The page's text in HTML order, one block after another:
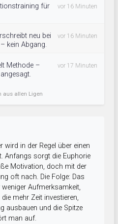
für
vor 16 Minuten
neu bei
kein Abgang.
vor 16 Minuten
Methode –
vor 17 Minuten
aus allen Ligen
wird in der Regel über einen
Anfangs sorgt die Euphorie
Motivation, doch mit der
oft nach. Die Folge: Das
Aufmerksamkeit,
mehr Zeit investieren,
ausbauen und die Spitze
man auf.